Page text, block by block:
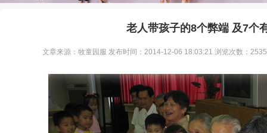
老人带孩子的8个弊端 及7个
文章来源：牧童园服 发布时间：2014-12-06 18:03:21 浏览次数：2535